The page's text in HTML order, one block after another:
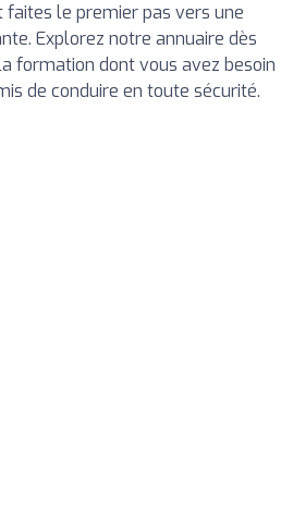
le premier pas vers une
Explorez notre annuaire dès
formation dont vous avez besoin
de conduire en toute sécurité.